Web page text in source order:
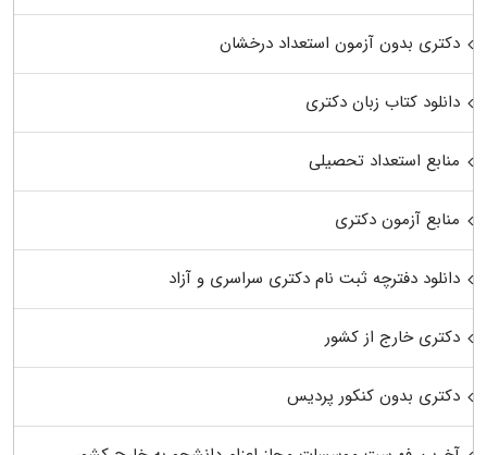
دکتری بدون آزمون استعداد درخشان
دانلود کتاب زبان دکتری
منابع استعداد تحصیلی
منابع آزمون دکتری
دانلود دفترچه ثبت نام دکتری سراسری و آزاد
دکتری خارج از کشور
دکتری بدون کنکور پردیس